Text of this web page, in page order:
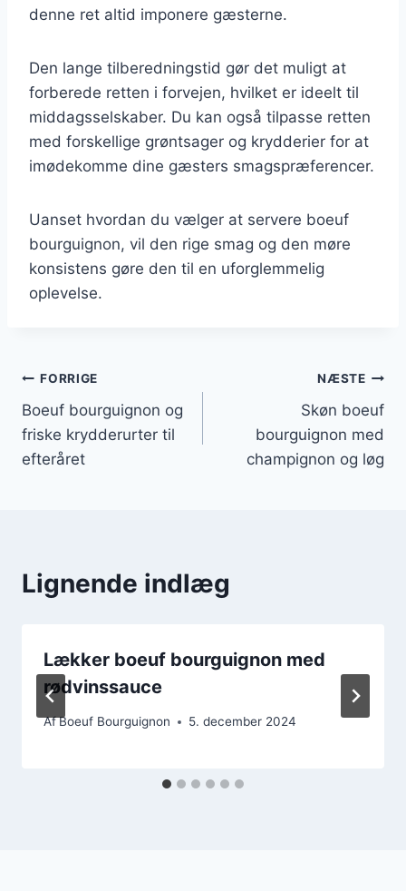
denne ret altid imponere gæsterne.
Den lange tilberedningstid gør det muligt at
forberede retten i forvejen, hvilket er ideelt til
middagsselskaber. Du kan også tilpasse retten
med forskellige grøntsager og krydderier for at
imødekomme dine gæsters smagspræferencer.
Uanset hvordan du vælger at servere boeuf
bourguignon, vil den rige smag og den møre
konsistens gøre den til en uforglemmelig
oplevelse.
Indlægsnavigation
FORRIGE
Boeuf bourguignon og
friske krydderurter til
efteråret
NÆSTE
Skøn boeuf
bourguignon med
champignon og løg
Lignende indlæg
Lækker boeuf bourguignon med
rødvinssauce
AfBoeuf Bourguignon 5. december 2024